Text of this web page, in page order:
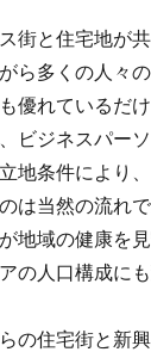
街と住宅地が
ら多くの人々
優れているだ
ビジネスパー
地条件により
は当然の流れ
地域の健康を
の人口構成に
の住宅街と新